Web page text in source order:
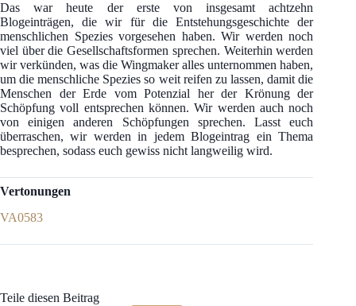
Das war heute der erste von insgesamt achtzehn
Blogeinträgen, die wir für die Entstehungsgeschichte der
menschlichen Spezies vorgesehen haben. Wir werden noch
viel über die Gesellschaftsformen sprechen. Weiterhin werden
wir verkünden, was die Wingmaker alles unternommen haben,
um die menschliche Spezies so weit reifen zu lassen, damit die
Menschen der Erde vom Potenzial her der Krönung der
Schöpfung voll entsprechen können. Wir werden auch noch
von einigen anderen Schöpfungen sprechen. Lasst euch
überraschen, wir werden in jedem Blogeintrag ein Thema
besprechen, sodass euch gewiss nicht langweilig wird.
Vertonungen
VA0583
Teile diesen Beitrag